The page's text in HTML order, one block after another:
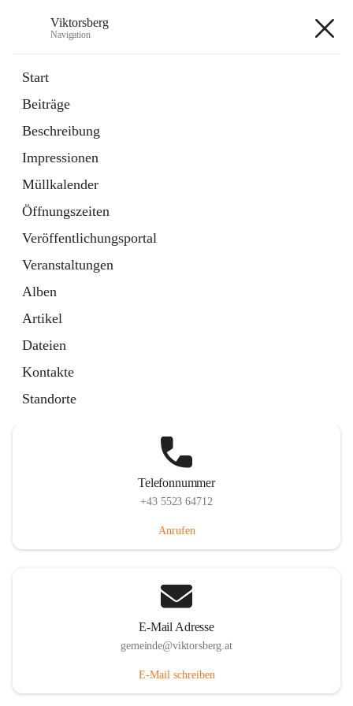
Viktorsberg
Navigation
Start
Beiträge
Beschreibung
Impressionen
Müllkalender
Öffnungszeiten
Veröffentlichungsportal
Veranstaltungen
Alben
Artikel
Dateien
Kontakte
Standorte
1 Schnellzugriff
Bürgerservice
10 Schnellzugriffe
Telefonnummer
+43 5523 64712
Anrufen
E-Mail Adresse
gemeinde@viktorsberg.at
E-Mail schreiben